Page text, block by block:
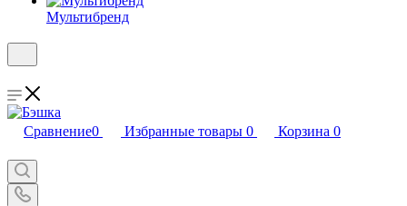
Мультибренд
Сравнение0 Избранные товары 0 Корзина 0